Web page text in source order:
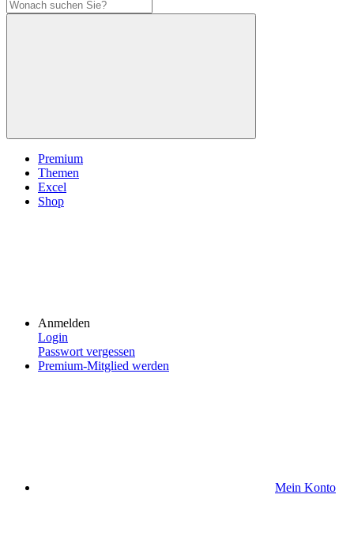
Premium
Themen
Excel
Shop
Anmelden
Login
Passwort vergessen
Premium-Mitglied werden
Mein Konto